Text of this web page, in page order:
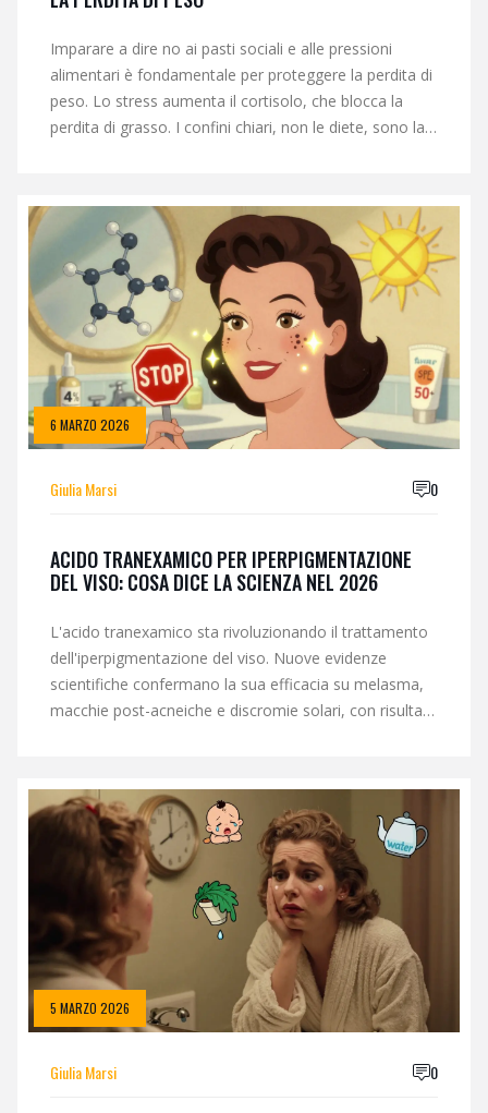
Imparare a dire no ai pasti sociali e alle pressioni
alimentari è fondamentale per proteggere la perdita di
peso. Lo stress aumenta il cortisolo, che blocca la
perdita di grasso. I confini chiari, non le diete, sono la
6 MARZO 2026
Giulia Marsi 0
ACIDO TRANEXAMICO PER IPERPIGMENTAZIONE
DEL VISO: COSA DICE LA SCIENZA NEL 2026
L'acido tranexamico sta rivoluzionando il trattamento
dell'iperpigmentazione del viso. Nuove evidenze
scientifiche confermano la sua efficacia su melasma,
macchie post-acneiche e discromie solari, con risultati
5 MARZO 2026
Giulia Marsi 0